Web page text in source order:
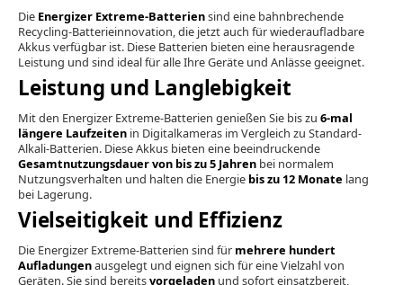
Die Energizer Extreme-Batteriensind eine bahnbrechende
Recycling-Batterieinnovation, die jetzt auch für wiederaufladbare
Akkus verfügbar ist. Diese Batterien bieten eine herausragende
Leistung und sind ideal für alle Ihre Geräte und Anlässe geeignet.
Leistung und Langlebigkeit
Mit den Energizer Extreme-Batterien genießen Sie bis zu 6-mal
längere Laufzeiten in Digitalkameras im Vergleich zu Standard-
Alkali-Batterien. Diese Akkus bieten eine beeindruckende
Gesamtnutzungsdauer von bis zu 5 Jahren bei normalem
Nutzungsverhalten und halten die Energie bis zu 12 Monate lang
bei Lagerung.
Vielseitigkeit und Effizienz
Die Energizer Extreme-Batterien sind für mehrere hundert
Aufladungenausgelegt und eignen sich für eine Vielzahl von
Geräten. Sie sind bereitsvorgeladen und sofort einsatzbereit,